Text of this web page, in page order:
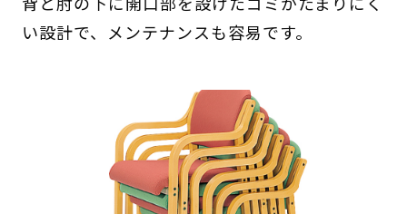
い設計で、メンテナンスも容易です。